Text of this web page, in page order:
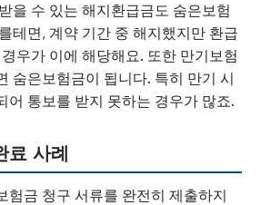
을 수 있는 해지환급금도 숨은보험
테면, 계약 기간 중 해지했지만 환급
우가 이에 해당해요. 또한 만기보험
숨은보험금이 됩니다. 특히 만기 시
어 통보를 받지 못하는 경우가 많죠.
료 사례
험금 청구 서류를 완전히 제출하지